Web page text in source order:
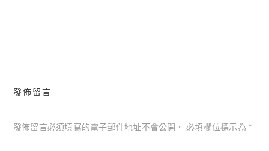
發佈留言
發佈留言必須填寫的電子郵件地址不會公開。 必填欄位標示為 *